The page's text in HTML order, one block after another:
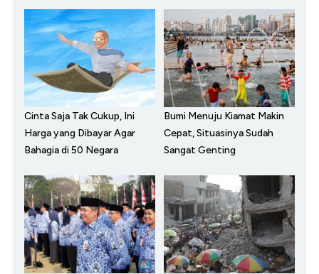
Cinta Saja Tak Cukup, Ini
Harga yang Dibayar Agar
Bahagia di 50 Negara
Bumi Menuju Kiamat Makin
Cepat, Situasinya Sudah
Sangat Genting